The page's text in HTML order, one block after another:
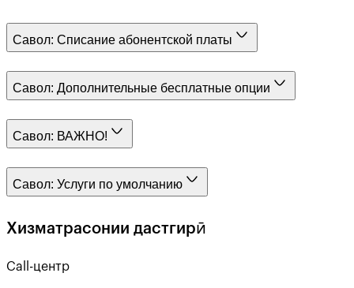
Савол: Списание абонентской платы
Савол: Дополнительные бесплатные опции
Савол: ВАЖНО!
Савол: Услуги по умолчанию
Хизматрасонии дастгирӣ
Call-центр